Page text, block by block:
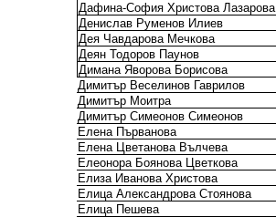
Дафина-София Христова Лазарова
Денислав Руменов Илиев
Дея Чавдарова Мечкова
Деян Тодоров Паунов
Димана Яворова Борисова
Димитър Веселинов Гаврилов
Димитър Моитра
Димитър Симеонов Симеонов
Елена Първанова
Елена Цветанова Вълчева
Елеонора Боянова Цветкова
Елиза Иванова Христова
Елица Александрова Стоянова
Елица Пешева